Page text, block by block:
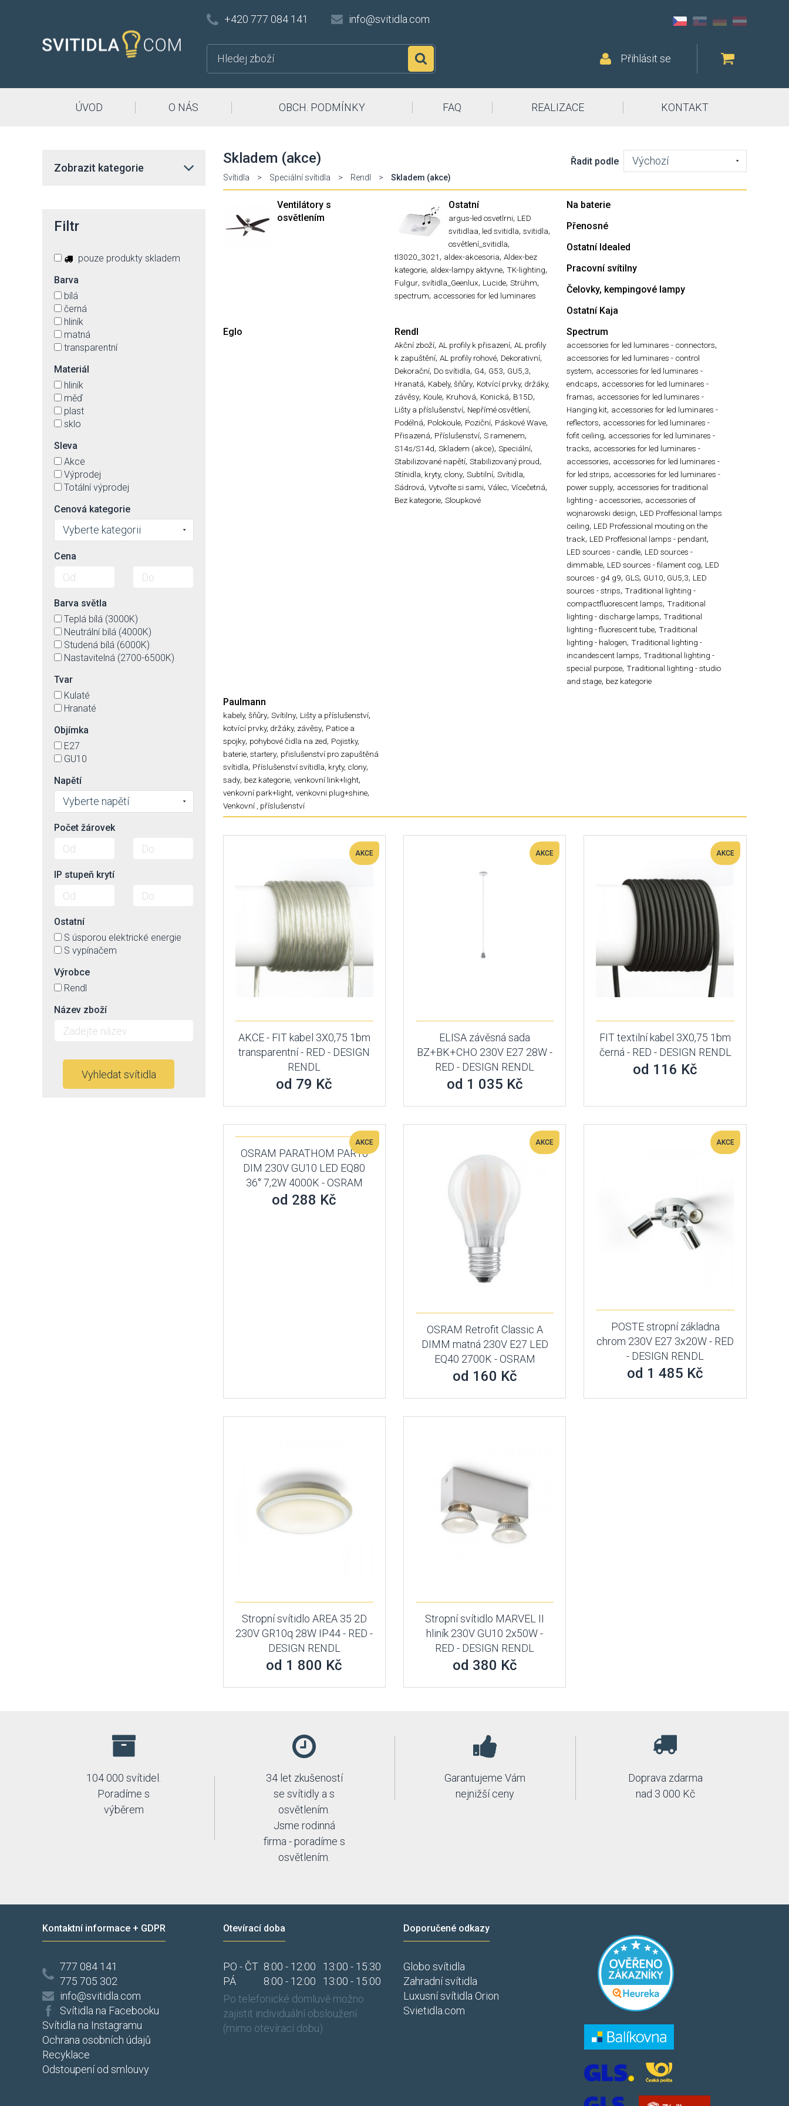
+420 777 084 141 info@svitidla.com
Přihlásit se
ÚVOD O NÁS OBCH. PODMÍNKY FAQ REALIZACE KONTAKT
Skladem (akce)
Svítidla > Speciální svítidla > Rendl > Skladem (akce)
Řadit podle Výchozí
Ventilátory s
osvětlením
Ostatní
argus-led osvetlrni, LED
svitidlaa, led svitidla,svitidla,
osvětlení_svitidla,
tl3020_3021 , aldex-akcesoria,Aldex-bez
kategorie, aldex-lampy aktyvne,TK-lighting,
Fulgur,svítidla_Geenlux, Lucide,Strühm,
spectrum, accessories for led luminares
Na baterie
Přenosné
Ostatní Idealed
Pracovní svítilny
Čelovky, kempingové lampy
Ostatní Kaja
Eglo
Rendl
Akční zboží,AL profily k přisazení,AL profily
k zapuštění,AL profily rohové, Dekorativní,
Dekorační, Do svítidla, G4, G53, GU5,3,
Hranatá, Kabely, šňůry, Kotvící prvky, držáky,
závěsy, Koule, Kruhová, Konická, B15D,
Lišty a příslušenství, Nepřímé osvětlení,
Podélná, Polokoule, Poziční, Páskové Wave,
Přisazená, Příslušenství,S ramenem,
S14s/S14d,Skladem (akce),Speciální,
Stabilizované napětí,Stabilizovaný proud,
Stínidla, kryty, clony,Subtilní,Svítidla,
Sádrová,Vytvořte si sami,Válec,Vícečetná,
Bez kategorie,Sloupkové
Spectrum
accessories for led luminares - connectors,
accessories for led luminares - control
system, accessories for led luminares -
endcaps, accessories for led luminares -
framas, accessories for led luminares -
Hanging kit, accessories for led luminares -
reflectors, accessories for led luminares -
fofit ceiling, accessories for led luminares -
tracks, accessories for led luminares -
accessories, accessories for led luminares -
for led strips, accessories for led luminares -
power supply, accessories for traditional
lighting - accessories, accessories of
wojnarowski design, LED Proffesional lamps
ceiling, LED Professional mouting on the
track, LED Proffesional lamps - pendant,
LED sources - candle, LED sources -
dimmable, LED sources - filament cog, LED
sources - g4 g9, GLS, GU10, GU5,3, LED
sources - strips, Traditional lighting -
compactfluorescent lamps, Traditional
lighting - discharge lamps, Traditional
lighting - fluorescent tube, Traditional
lighting - halogen, Traditional lighting -
incandescent lamps, Traditional lighting -
special purpose, Traditional lighting - studio
and stage, bez kategorie
Paulmann
kabely, šňůry, Svítilny, Lišty a příslušenství,
kotvící prvky, držáky, závěsy, Patice a
spojky, pohybové čidla na zed, Pojistky,
baterie, startery, přislušenství pro zapuštěná
svítidla, Příslušenství svítidla, kryty, clony,
sady, bez kategorie, venkovní link+light,
venkovní park+light, venkovni plug+shine,
Venkovní , příslušenství
AKCE
AKCE - FIT kabel 3X0,75 1bm
transparentní - RED - DESIGN
RENDL
od 79 Kč
AKCE
ELISA závěsná sada
BZ+BK+CHO 230V E27 28W -
RED - DESIGN RENDL
od 1 035 Kč
AKCE
FIT textilní kabel 3X0,75 1bm
černá - RED - DESIGN RENDL
od 116 Kč
AKCE
OSRAM PARATHOM PAR16
DIM 230V GU10 LED EQ80
36° 7,2W 4000K - OSRAM
od 288 Kč
AKCE
OSRAM Retrofit Classic A
DIMM matná 230V E27 LED
EQ40 2700K - OSRAM
od 160 Kč
AKCE
POSTE stropní základna
chrom 230V E27 3x20W - RED
- DESIGN RENDL
od 1 485 Kč
Stropní svítidlo AREA 35 2D
230V GR10q 28W IP44 - RED -
DESIGN RENDL
od 1 800 Kč
Stropní svítidlo MARVEL II
hliník 230V GU10 2x50W -
RED - DESIGN RENDL
od 380 Kč
Zobrazit kategorie
Filtr
pouze produkty skladem
Barva
bílá
černá
hliník
matná
transparentní
Materiál
hliník
měď
plast
sklo
Sleva
Akce
Výprodej
Totální výprodej
Cenová kategorie
Vyberte kategorii
Cena
Barva světla
Teplá bílá (3000K)
Neutrální bílá (4000K)
Studená bílá (6000K)
Nastavitelná (2700-6500K)
Tvar
Kulaté
Hranaté
Objímka
E27
GU10
Napětí
Vyberte napětí
Počet žárovek
IP stupeň krytí
Ostatní
S úsporou elektrické energie
S vypínačem
Výrobce
Rendl
Název zboží
Vyhledat svítidla
104 000 svítidel.
Poradíme s
výběrem
34 let zkušeností
se svítidly a s
osvětlením.
Jsme rodinná
firma - poradíme s
osvětlením.
Garantujeme Vám
nejnižší ceny
Doprava zdarma
nad 3 000 Kč
Kontaktní informace + GDPR
777 084 141
775 705 302
info@svitidla.com
Svítidla na Facebooku
Svítidla na Instagramu
Ochrana osobních údajů
Recyklace
Odstoupení od smlouvy
Otevírací doba
PO - ČT 8:00 - 12:00
13:00 - 15:30
PÁ
8:00 - 12:00
13:00 - 15:00
Po telefonické domluvě možno
zajistit individuální obsloužení
(mimo otevírací dobu).
Doporučené odkazy
Globo svítidla
Zahradní svítidla
Luxusní svítidla Orion
Svietidla.com